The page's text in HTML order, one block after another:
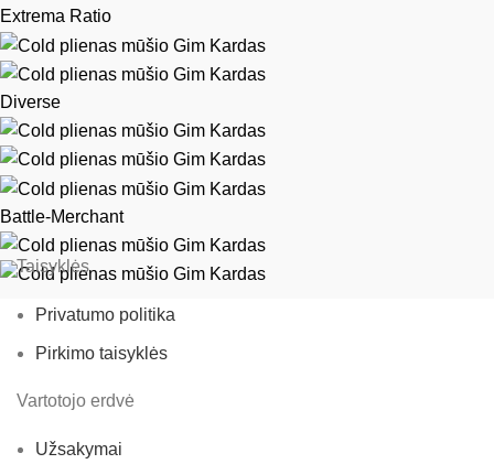
Extrema Ratio
Diverse
Battle-Merchant
Taisyklės
Privatumo politika
Pirkimo taisyklės
Vartotojo erdvė
Užsakymai